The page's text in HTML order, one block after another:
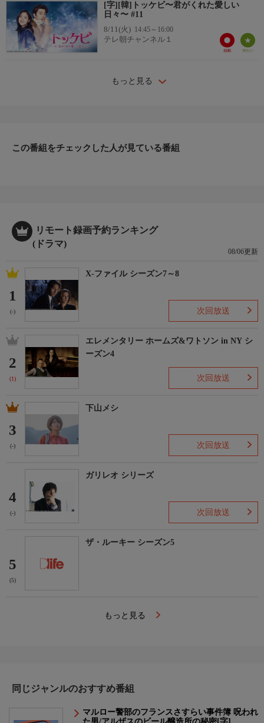
[字][韓]トッケビ〜君がくれた愛しい
日々〜 #11
8/11(火) 14:45～16:00
テレ朝チャンネル１
もっと見る
この番組をチェックした人が見ている番組
リモート録画予約ランキング
(ドラマ)
08/06更新
1
(-)
X-ファイル シーズン7～8
次回放送
2
(1)
エレメンタリー ホームズ&ワトソン in NY シ
ーズン4
次回放送
3
(-)
下山メシ
次回放送
4
(-)
ガリレオ シリーズ
次回放送
5
(5)
ザ・ルーキー シーズン5
もっと見る
同じジャンルのおすすめ番組
マルロー警部のフランスさすらい事件簿 呪われ